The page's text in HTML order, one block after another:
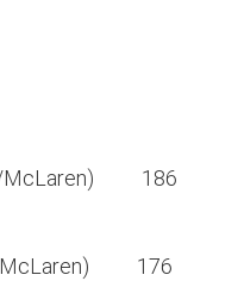
McLaren) 186
McLaren) 176